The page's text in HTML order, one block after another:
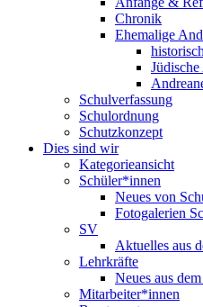
Chronik
Ehemalige
Schulverfassung
Schulordnung
Schutzkonzept
Dies sind wir
Kategorieansicht
Schüler*innen
Neues von
Fotogalerien
SV
Aktuelles aus
Lehrkräfte
Neues aus
Mitarbeiter*innen